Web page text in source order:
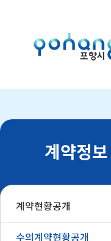
계약정보
계약현황공개
수의계약현황공개